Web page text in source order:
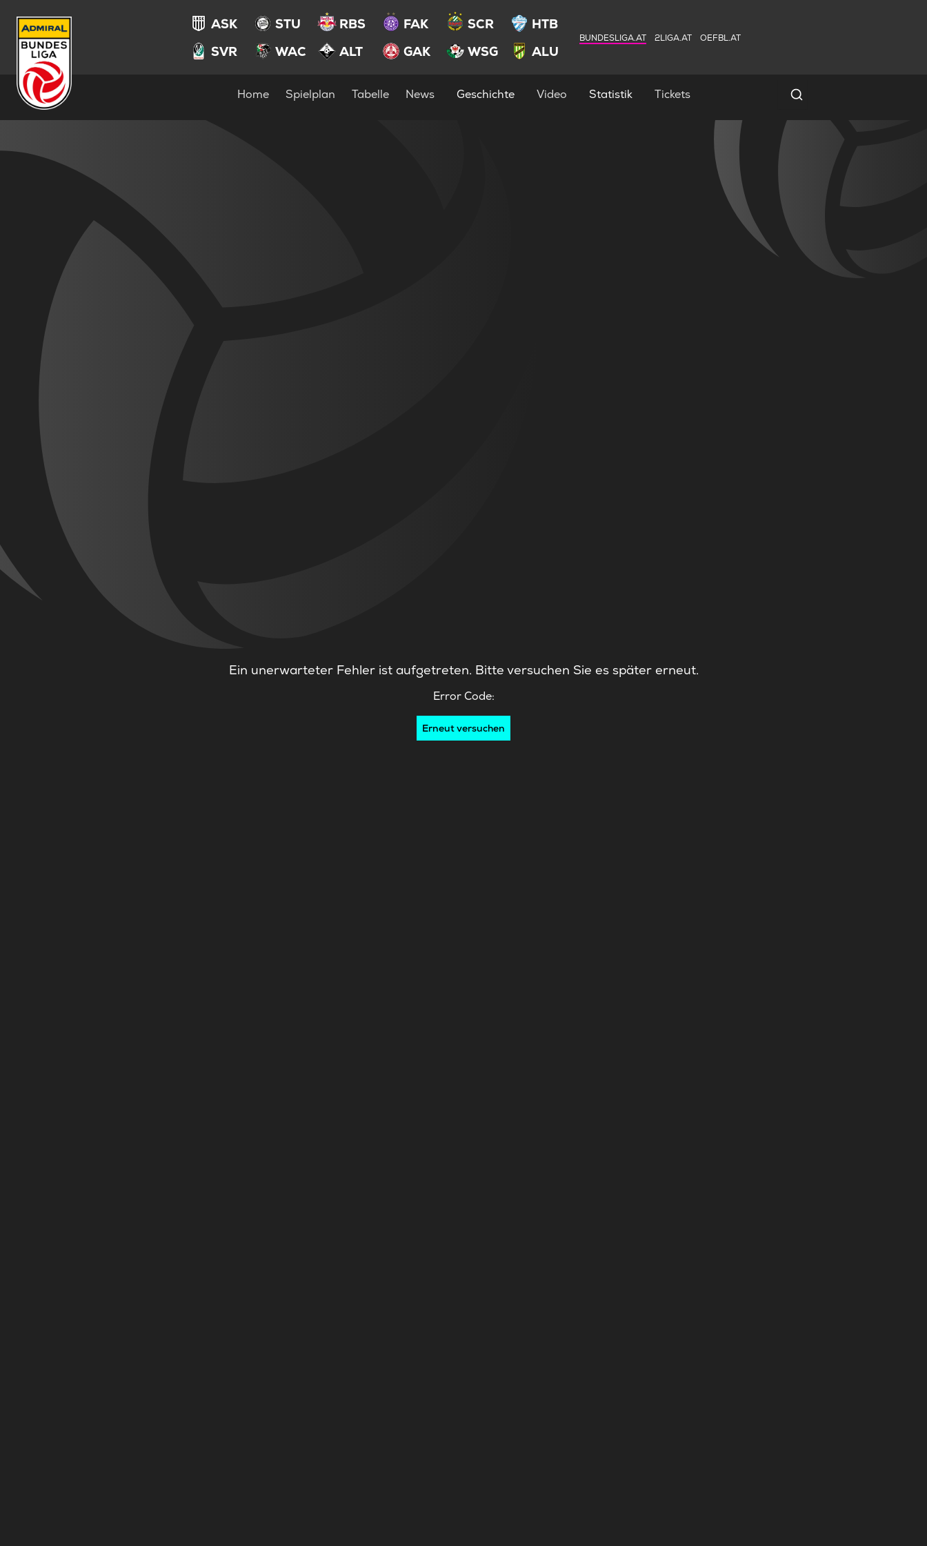
ASK STU RBS FAK SCR
HTB
SVR
WAC ALT GAK WSG ALU
BUNDESLIGA.AT 2LIGA.AT OEFBL.AT
Home Spielplan Tabelle News Geschichte Video Statistik Tickets Spielersuche
Ein unerwarteter Fehler ist aufgetreten. Bitte versuchen Sie es später erneut.
Error Code:
Erneut versuchen